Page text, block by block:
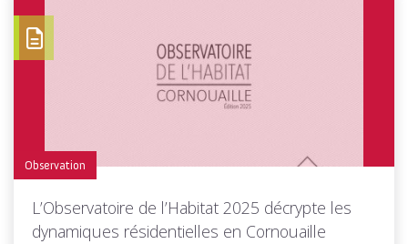
Toutes les actus de cette rubrique
Observation
L’Observatoire de l’Habitat 2025 décrypte les
dynamiques résidentielles en Cornouaille